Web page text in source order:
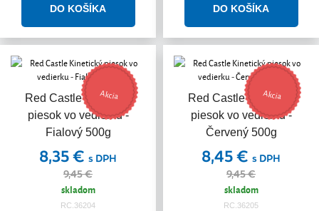
Red Castle Kinetický
piesok vo vedierku -
Fialový 500g
Akcia
8,35 € s DPH
9,45 €
skladom
RC.36204
Red Castle Kinetický
piesok vo vedierku -
Červený 500g
Akcia
8,45 € s DPH
9,45 €
skladom
RC.36205